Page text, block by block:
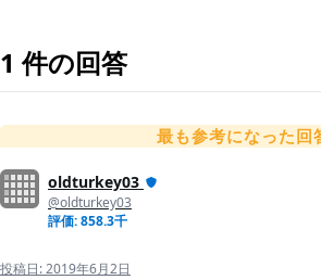
1 件の回答
最も参考になった回
oldturkey03
@oldturkey03
評価: 858.3千
投稿日:2019年6月2日